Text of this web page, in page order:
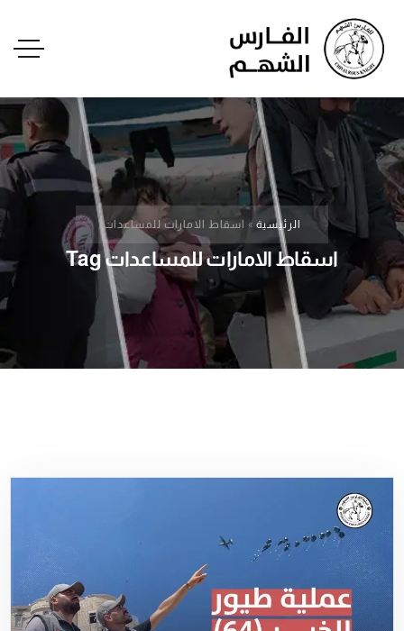
الرئيسية » اسقاط الامارات للمساعدات
اسقاط الامارات للمساعدات Tag